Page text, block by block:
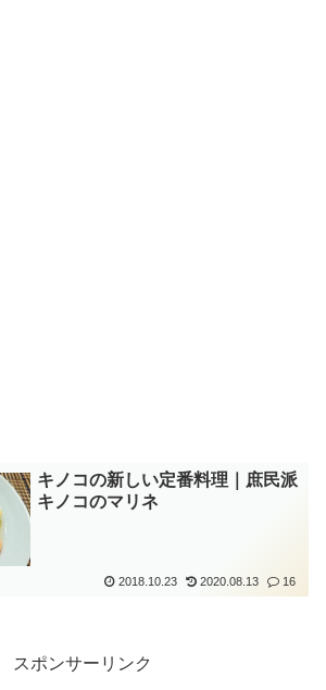
キノコの新しい定番料理｜庶民派
キノコのマリネ
2018.10.23 2020.08.13 16
スポンサーリンク